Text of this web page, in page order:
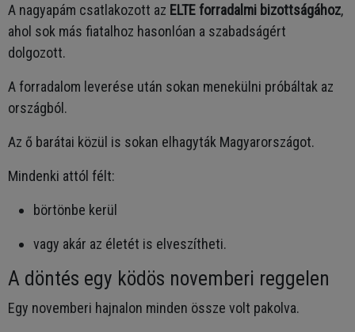
A nagyapám csatlakozott az ELTE forradalmi bizottságához,
ahol sok más fiatalhoz hasonlóan a szabadságért
dolgozott.
A forradalom leverése után sokan menekülni próbáltak az
országból.
Az ő barátai közül is sokan elhagyták Magyarországot.
Mindenki attól félt:
börtönbe kerül
vagy akár az életét is elveszítheti.
A döntés egy ködös novemberi reggelen
Egy novemberi hajnalon minden össze volt pakolva.